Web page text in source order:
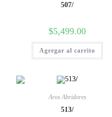
507/
$5,499.00
Agregar al carrito
Aros Abridores
513/